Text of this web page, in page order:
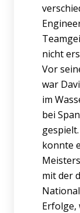
nicht
Vor
war
im
bei
konnte
mit der
Erfolge,